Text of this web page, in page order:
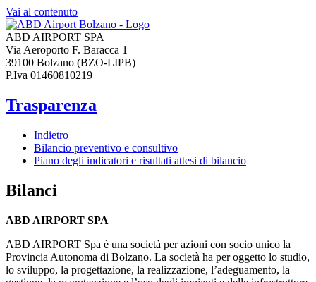
Vai al contenuto
ABD AIRPORT SPA
Via Aeroporto F. Baracca 1
39100 Bolzano (BZO-LIPB)
P.Iva 01460810219
Trasparenza
Indietro
Bilancio preventivo e consultivo
Piano degli indicatori e risultati attesi di bilancio
Bilanci
ABD AIRPORT SPA
ABD AIRPORT Spa è una società per azioni con socio unico la
Provincia Autonoma di Bolzano. La società ha per oggetto lo studio,
lo sviluppo, la progettazione, la realizzazione, l’adeguamento, la